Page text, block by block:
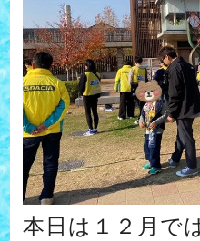
本日は１２月で